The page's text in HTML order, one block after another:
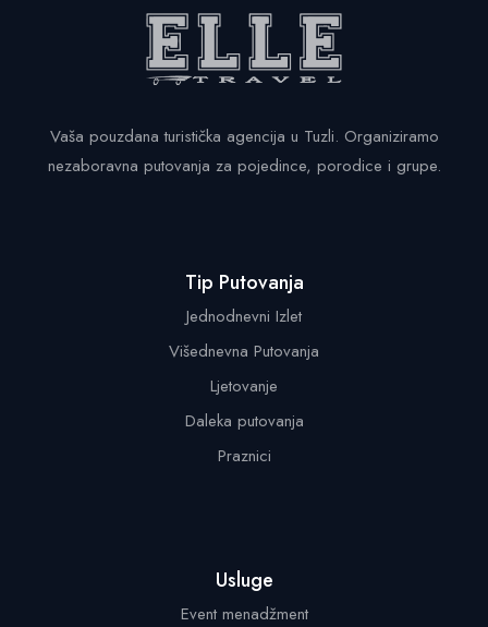
Vaša pouzdana turistička agencija u Tuzli. Organiziramo
nezaboravna putovanja za pojedince, porodice i grupe.
Tip Putovanja
Jednodnevni Izlet
Višednevna Putovanja
Ljetovanje
Daleka putovanja
Praznici
Usluge
Event menadžment